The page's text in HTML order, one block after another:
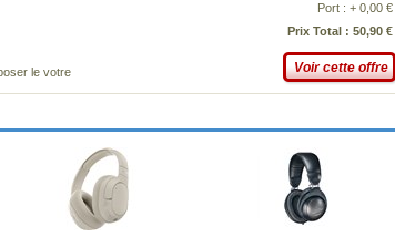
le votre
Port : + 0,00 €
Prix Total : 50,90 €
Voir cette offre